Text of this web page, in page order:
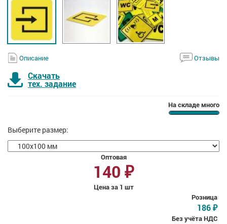
Описание Отзывы
Скачать
тех. задание
На складе много
Выберите размер:
Оптовая
140 ₽
Цена за 1 шт
Розница
186 ₽
Без учёта НДС